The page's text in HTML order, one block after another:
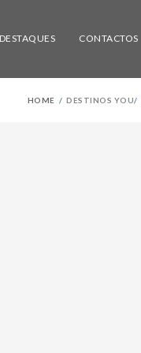
DESTAQUES CONTACTOS
HOME DESTINOS YOU